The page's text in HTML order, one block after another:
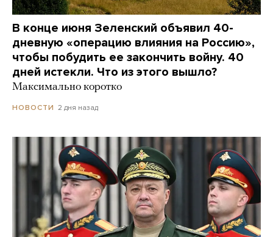
В конце июня Зеленский объявил 40-
дневную «операцию влияния на Россию»,
чтобы побудить ее закончить войну. 40
дней истекли. Что из этого вышло?
Максимально коротко
НОВОСТИ 2 дня назад